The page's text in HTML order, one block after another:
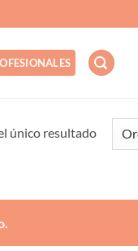
único resultado